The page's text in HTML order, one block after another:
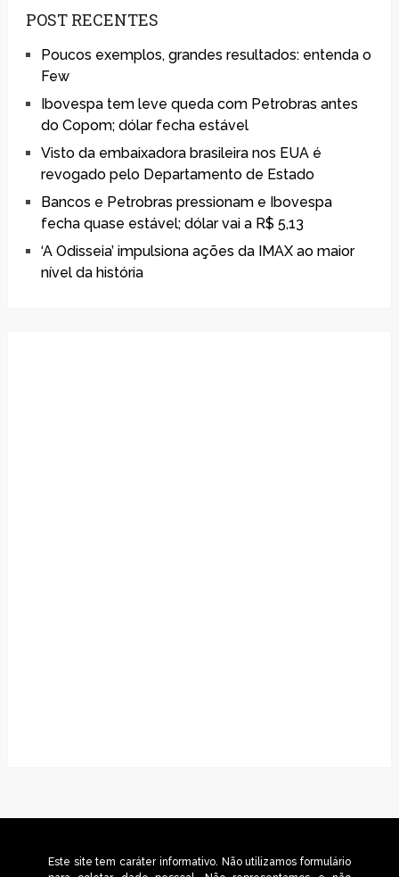
POST RECENTES
Poucos exemplos, grandes resultados: entenda o
Few
Ibovespa tem leve queda com Petrobras antes
do Copom; dólar fecha estável
Visto da embaixadora brasileira nos EUA é
revogado pelo Departamento de Estado
Bancos e Petrobras pressionam e Ibovespa
fecha quase estável; dólar vai a R$ 5,13
‘A Odisseia’ impulsiona ações da IMAX ao maior
nível da história
Este site tem caráter informativo. Não utilizamos formulário